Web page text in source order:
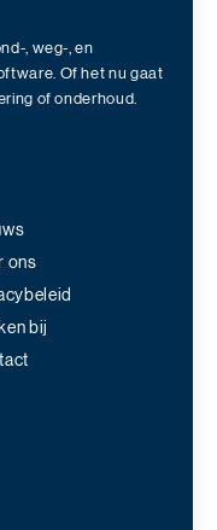
, weg-, en
Of het nu gaat
of onderhoud.
ons
bij